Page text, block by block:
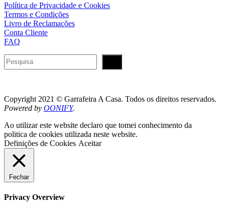
Política de Privacidade e Cookies
Termos e Condições
Livro de Reclamações
Conta Cliente
FAQ
Pesquisar
Copyright 2021 © Garrafeira A Casa. Todos os direitos reservados.
Powered by OONIFY.
Ao utilizar este website declaro que tomei conhecimento da
politica de cookies utilizada neste website.
Definições de Cookies Aceitar
Fechar
Privacy Overview